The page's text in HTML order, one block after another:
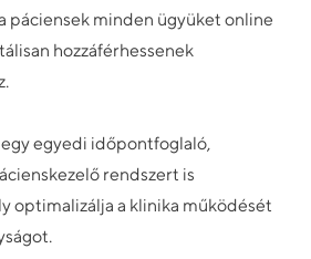
páciensek minden ügyüket online
hozzáférhessenek
egyedi időpontfoglaló,
rendszert is
optimalizálja a klinika működését